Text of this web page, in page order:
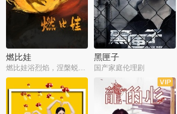
燃比娃
燃比娃浴烈焰，涅槃蜕变成人
黑匣子
国产家庭伦理剧